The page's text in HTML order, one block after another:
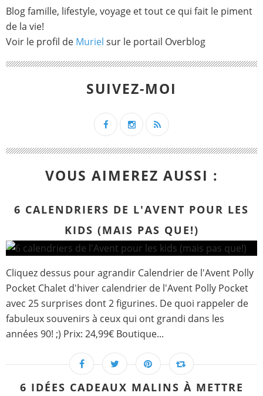
Blog famille, lifestyle, voyage et tout ce qui fait le piment
de la vie!
Voir le profil de Muriel sur le portail Overblog
SUIVEZ-MOI
VOUS AIMEREZ AUSSI :
6 CALENDRIERS DE L'AVENT POUR LES
KIDS (MAIS PAS QUE!)
Cliquez dessus pour agrandir Calendrier de l'Avent Polly
Pocket Chalet d'hiver calendrier de l'Avent Polly Pocket
avec 25 surprises dont 2 figurines. De quoi rappeler de
fabuleux souvenirs à ceux qui ont grandi dans les
années 90! ;) Prix: 24,99€ Boutique...
6 IDÉES CADEAUX MALINS À METTRE